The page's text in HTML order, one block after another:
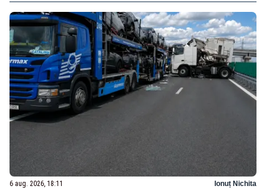
6 aug. 2026, 18:11 Ionuț Nichita